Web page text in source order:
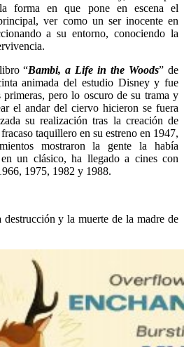
forma en que pone en escena el
ver como un ser inocente en
a su entorno, conociendo la
“Bambi, a Life in the Woods” de
animada del estudio Disney y fue
primeras, pero lo oscuro de su trama y
el andar del ciervo hicieron se fuera
su realización tras la creación de
taquillero en su estreno en 1947,
mostraron la gente la había
un clásico, ha llegado a cines con
1975, 1982 y 1988.
y la muerte de la madre de